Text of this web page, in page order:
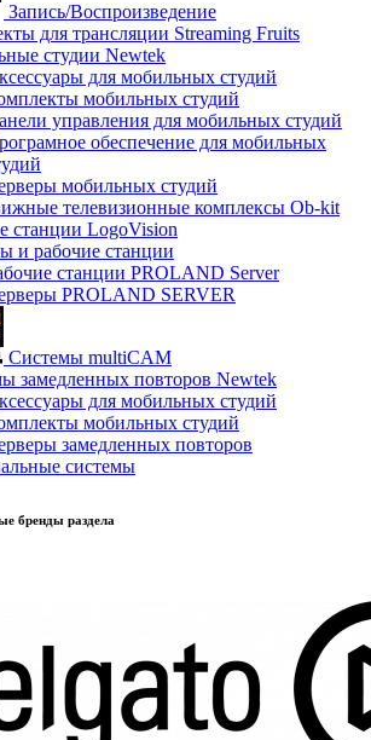
Запись/Воспроизведение
для трансляции Streaming Fruits
студии Newtek
для мобильных студий
мобильных студий
управления для мобильных студий
обеспечение для мобильных
мобильных студий
телевизионные комплексы Ob-kit
станции LogoVision
и рабочие станции
станции PROLAND Server
PROLAND SERVER
Системы multiCAM
замедленных повторов Newtek
для мобильных студий
мобильных студий
замедленных повторов
системы
бренды раздела